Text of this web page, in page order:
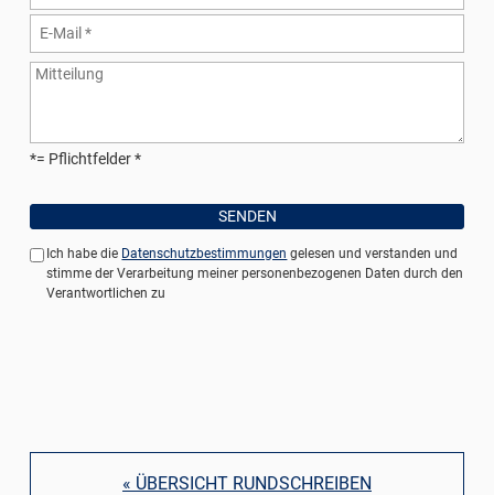
*= Pflichtfelder
Ich habe die Datenschutzbestimmungen gelesen und verstanden und
stimme der Verarbeitung meiner personenbezogenen Daten durch den
Verantwortlichen zu
« ÜBERSICHT RUNDSCHREIBEN